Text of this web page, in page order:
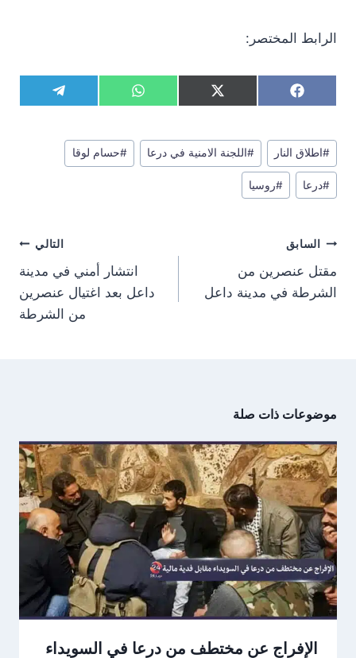
الرابط المختصر:
S
h
r
e
o
F
a
e
b
o
k
S
h
r
e
o
X
(
w
i
t
S
h
r
o
W
h
t
A
S
h
T
e
وسوم
المقال:
#اطلاق النار #اللجنة الامنية في درعا #حسام لوقا
#درعا #روسيا
تصفّح
المقالات
السابق
مقتل عنصرين من
الشرطة في مدينة داعل
التالي
انتشار أمني في مدينة
داعل بعد اغتيال عنصرين
من الشرطة
موضوعات ذات صلة
الإفراج عن مختطف من درعا في السويداء